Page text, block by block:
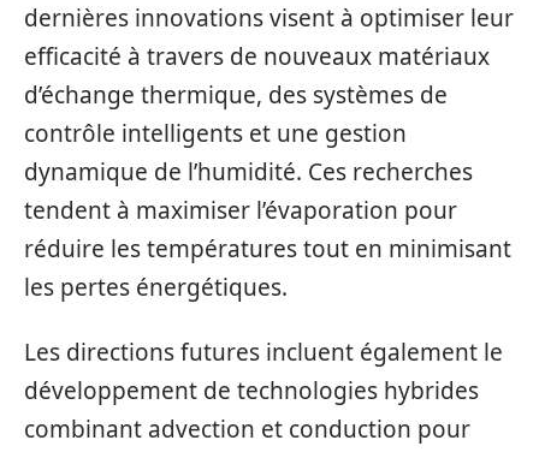
dernières innovations visent à optimiser leur
efficacité à travers de nouveaux matériaux
d’échange thermique, des systèmes de
contrôle intelligents et une gestion
dynamique de l’humidité. Ces recherches
tendent à maximiser l’évaporation pour
réduire les températures tout en minimisant
les pertes énergétiques.
Les directions futures incluent également le
développement de technologies hybrides
combinant advection et conduction pour